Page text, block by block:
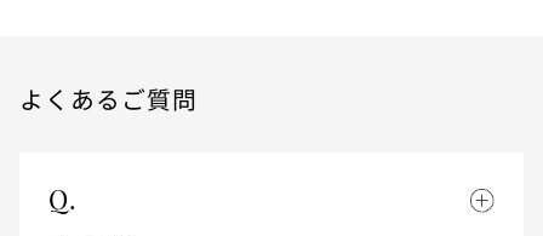
よくあるご質問
Q.